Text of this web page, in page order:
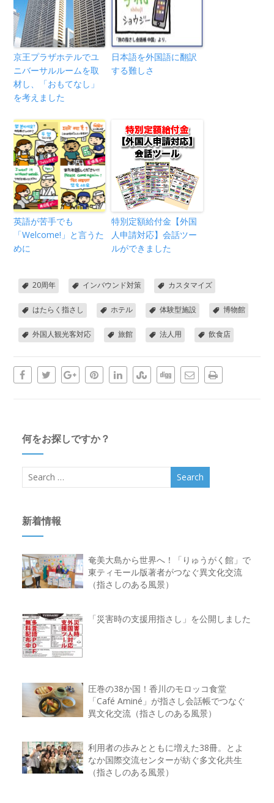
京王プラザホテルでユ
ニバーサルルームを取
材し、「おもてなし」
を考えました
日本語を外国語に翻訳
する難しさ
英語が苦手でも
「Welcome!」と言うた
めに
特別定額給付金【外国
人申請対応】会話ツー
ルができました
20周年 インバウンド対策 カスタマイズ
はたらく指さし ホテル 体験型施設 博物館
外国人観光客対応 旅館 法人用 飲食店
何をお探しですか？
新着情報
奄美大島から世界へ！「りゅうがく館」で
東ティモール版著者がつなぐ異文化交流
（指さしのある風景）
「災害時の支援用指さし」を公開しました
圧巻の38か国！香川のモロッコ食堂
「Café Aminé」が指さし会話帳でつなぐ
異文化交流（指さしのある風景）
利用者の歩みとともに増えた38冊。とよ
なか国際交流センターが紡ぐ多文化共生
（指さしのある風景）